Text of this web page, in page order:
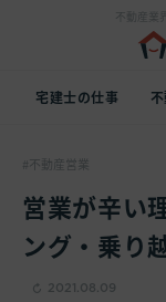
不動産業
宅建士の仕事
不動産営業
営業が辛い
ング・乗り
2021.08.09